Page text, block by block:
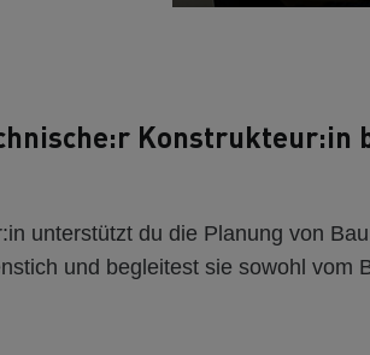
Konstrukteur:in
unterstützt du die Planung von
und begleitest sie sowohl vom